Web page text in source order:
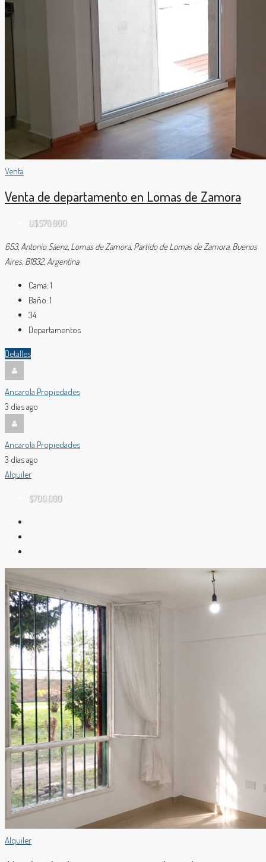
Venta
Venta de departamento en Lomas de Zamora
U$S70.000
653, Antonio Sáenz, Lomas de Zamora, Partido de Lomas de Zamora, Buenos
Aires, B1832, Argentina
Cama: 1
Baño: 1
34
Departamentos
Detalles
Ancarola Propiedades
3 días ago
Ancarola Propiedades
3 días ago
Alquiler
$700.000
Alquiler